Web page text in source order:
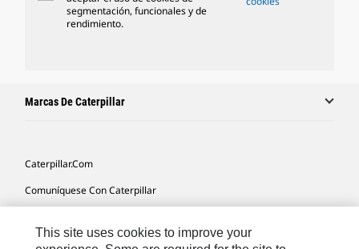
segmentación, funcionales y de
rendimiento.
Marcas De Caterpillar
Caterpillar.com
Comuníquese Con Caterpillar
Mapa Del Sitio
This site uses cookies to improve your